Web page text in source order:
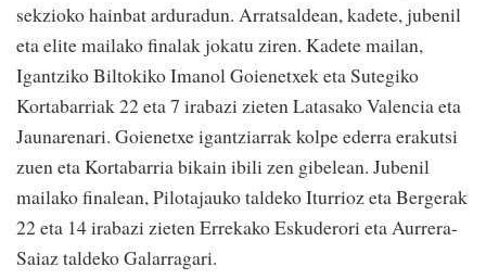
sekzioko hainbat arduradun. Arratsaldean, kadete, jubenil
eta elite mailako finalak jokatu ziren. Kadete mailan,
Igantziko Biltokiko Imanol Goienetxek eta Sutegiko
Kortabarriak 22 eta 7 irabazi zieten Latasako Valencia eta
Jaunarenari. Goienetxe igantziarrak kolpe ederra erakutsi
zuen eta Kortabarria bikain ibili zen gibelean. Jubenil
mailako finalean, Pilotajauko taldeko Iturrioz eta Bergerak
22 eta 14 irabazi zieten Errekako Eskuderori eta Aurrera-
Saiaz taldeko Galarragari.